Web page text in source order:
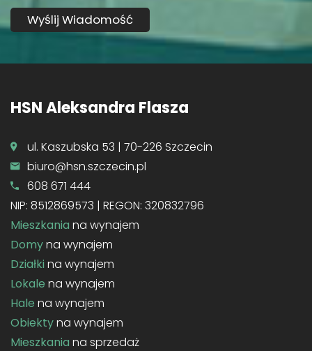
HSN Aleksandra Flasza
ul. Kaszubska 53 | 70-226 Szczecin
biuro@hsn.szczecin.pl
608 671 444
NIP: 8512869573 | REGON: 320832796
Mieszkania na wynajem
Domyna wynajem
Działki na wynajem
Lokale na wynajem
Hale na wynajem
Obiektyna wynajem
Mieszkania na sprzedaż